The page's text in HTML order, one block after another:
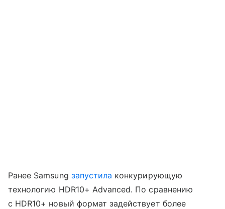
Ранее Samsung запустила конкурирующую
технологию HDR10+ Advanced. По сравнению
с HDR10+ новый формат задействует более